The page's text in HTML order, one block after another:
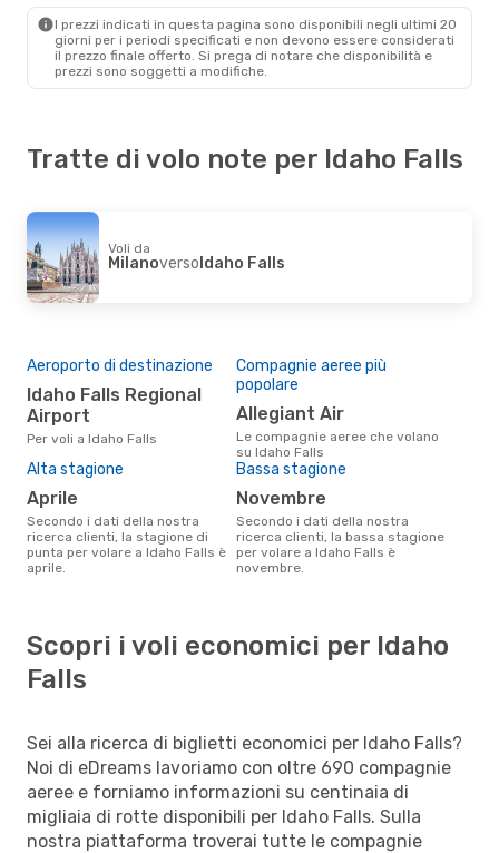
I prezzi indicati in questa pagina sono disponibili negli ultimi 20
giorni per i periodi specificati e non devono essere considerati
il ​​prezzo finale offerto. Si prega di notare che disponibilità e
prezzi sono soggetti a modifiche.
Tratte di volo note per Idaho Falls
Voli da
MilanoversoIdaho Falls
Aeroporto di destinazione
Idaho Falls Regional
Airport
Per voli a Idaho Falls
Compagnie aeree più
popolare
Allegiant Air
Le compagnie aeree che volano
su Idaho Falls
Alta stagione
aprile
Secondo i dati della nostra
ricerca clienti, la stagione di
punta per volare a Idaho Falls è
aprile.
Bassa stagione
novembre
Secondo i dati della nostra
ricerca clienti, la bassa stagione
per volare a Idaho Falls è
novembre.
Scopri i voli economici per Idaho
Falls
Sei alla ricerca di biglietti economici per Idaho Falls?
Noi di eDreams lavoriamo con oltre 690 compagnie
aeree e forniamo informazioni su centinaia di
migliaia di rotte disponibili per Idaho Falls. Sulla
nostra piattaforma troverai tutte le compagnie